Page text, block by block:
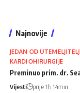
Najnovije
JEDAN OD
KARDIOHIRURGIJE
Preminuo prim. dr.
Vijesti prije 1h 14min